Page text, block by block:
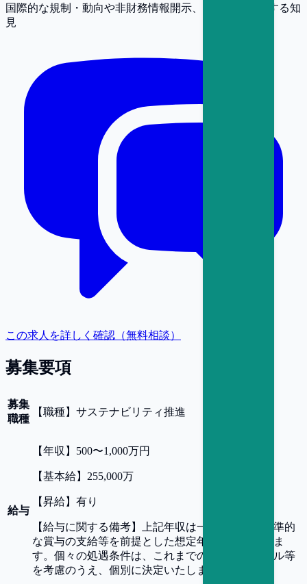
国際的な規制・動向や非財務情報開示、ESG評価に関する知
見
この求人を詳しく確認（無料相談）
募集要項
募集
職種
【職種】 サステナビリティ推進
給与
【年収 】 500〜1,000万円
【基本給】 255,000万
【昇給】 有り
【給与に関する備考】
上記年収は一定の残業、標準的
な賞与の支給等を前提とした想定年収水準となりま
す。個々の処遇条件は、これまでのご経験・スキル等
を考慮のうえ、個別に決定いたします。